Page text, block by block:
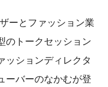
ーとファッション業
のトークセッション
ッションディレクタ
ーバーのなかむが登